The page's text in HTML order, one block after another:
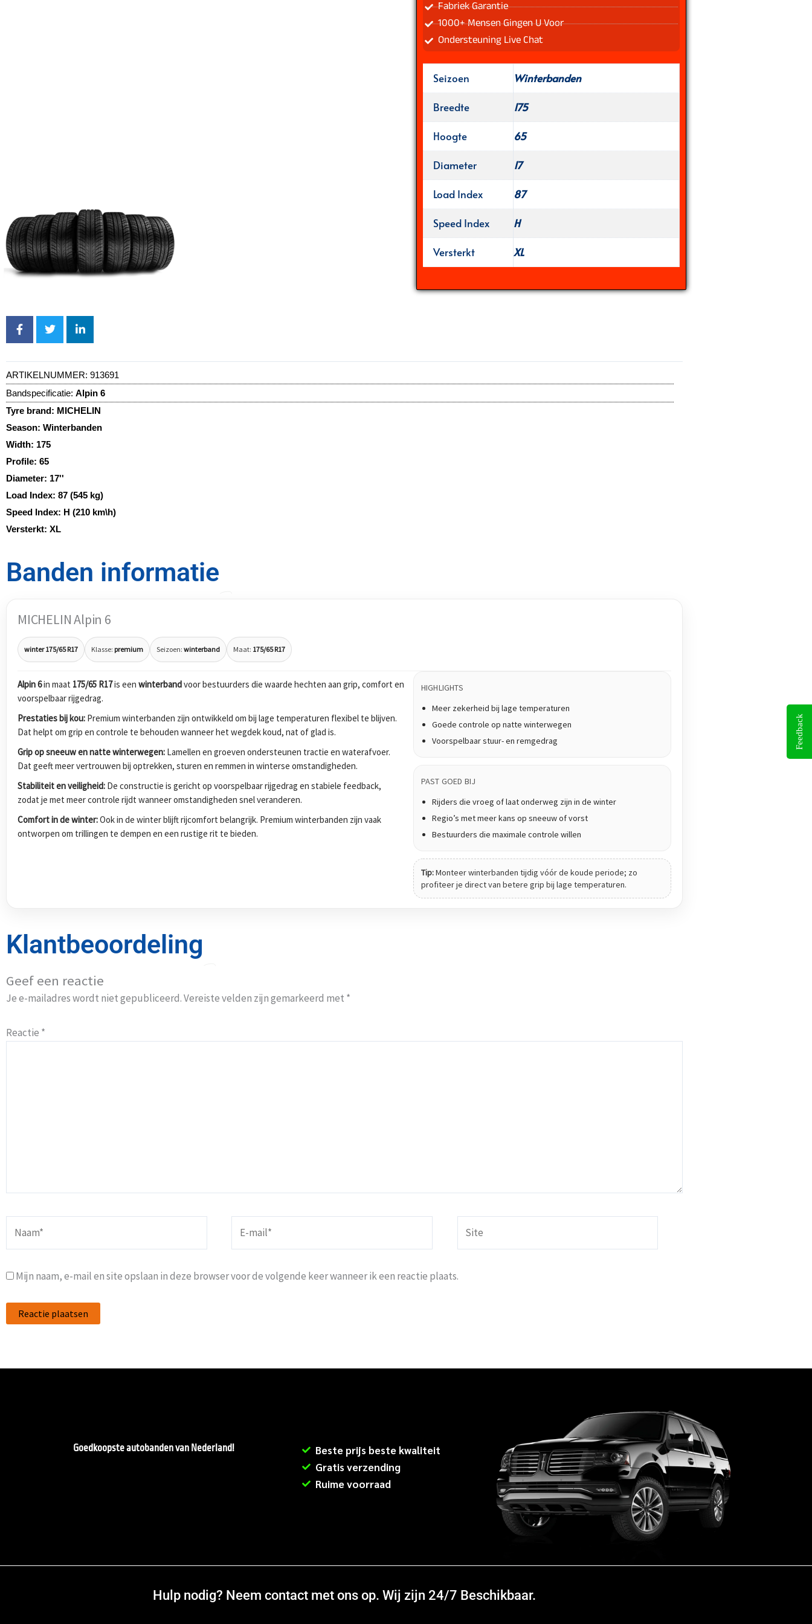
Fabriek Garantie
1000+ Mensen Gingen U Voor
Ondersteuning Live Chat
Seizoen
Winterbanden
Breedte
175
Hoogte
65
Diameter
17
Load Index
87
Speed Index
H
Versterkt
XL
ARTIKELNUMMER: 913691
Bandspecificatie: Alpin 6
Tyre brand: MICHELIN
Season: Winterbanden
Width: 175
Profile: 65
Diameter: 17''
Load Index: 87 (545 kg)
Speed Index: H (210 km\h)
Versterkt: XL
Banden informatie
MICHELIN Alpin 6
winter 175/65 R17 Klasse: premium Seizoen: winterband Maat: 175/65 R17
Alpin 6in maat 175/65 R17is een winterbandvoor bestuurders die waarde hechten aan grip, comfort en
voorspelbaar rijgedrag.
Prestaties bij kou: Premium winterbanden zijn ontwikkeld om bij lage temperaturen flexibel te blijven.
Dat helpt om grip en controle te behouden wanneer het wegdek koud, nat of glad is.
Grip op sneeuw en natte winterwegen: Lamellen en groeven ondersteunen tractie en waterafvoer.
Dat geeft meer vertrouwen bij optrekken, sturen en remmen in winterse omstandigheden.
Stabiliteit en veiligheid: De constructie is gericht op voorspelbaar rijgedrag en stabiele feedback,
zodat je met meer controle rijdt wanneer omstandigheden snel veranderen.
Comfort in de winter:Ook in de winter blijft rijcomfort belangrijk. Premium winterbanden zijn vaak
ontworpen om trillingen te dempen en een rustige rit te bieden.
HIGHLIGHTS
Meer zekerheid bij lage temperaturen
Goede controle op natte winterwegen
Voorspelbaar stuur- en remgedrag
PAST GOED BIJ
Rijders die vroeg of laat onderweg zijn in de winter
Regio’s met meer kans op sneeuw of vorst
Bestuurders die maximale controle willen
Tip:Monteer winterbanden tijdig vóór de koude periode; zo
profiteer je direct van betere grip bij lage temperaturen.
Klantbeoordeling
Geef een reactie
Je e-mailadres wordt niet gepubliceerd.Vereiste velden zijn gemarkeerd met *
Reactie *
mail*
Mijn naam, e-mail en site opslaan in deze browser voor de volgende keer wanneer ik een reactie plaats.
Goedkoopste autobanden van Nederland!
Beste prijs beste kwaliteit
Gratis verzending
Ruime voorraad
Hulp nodig? Neem contact met ons op. Wij zijn 24/7 Beschikbaar.
Feedback